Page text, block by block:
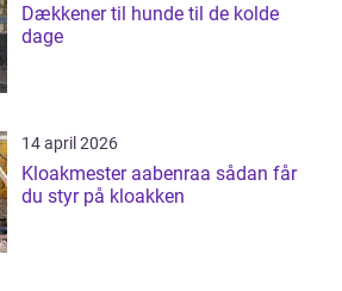
Dækkener til hunde til de kolde
dage
14 april 2026
Kloakmester aabenraa sådan får
du styr på kloakken